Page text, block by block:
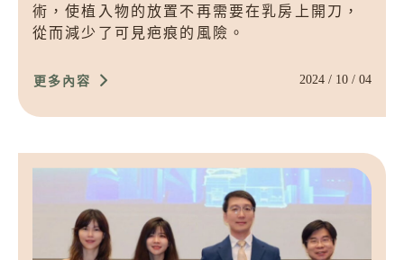
術，使植入物的放置不再需要在乳房上開刀，
從而減少了可見疤痕的風險。
更多內容 2024 / 10 / 04